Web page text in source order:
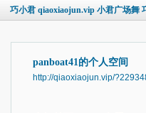
巧小君 qiaoxiaojun.vip 小君广场舞
panboat41的个人空间
http://qiaoxiaojun.vip/